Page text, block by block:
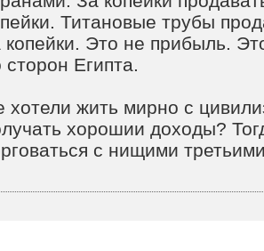
Титановые трубы
копейки. Это не прибыль.
сторон Египта.
хотели жить мирно с
хорошии доходы?
с нищими